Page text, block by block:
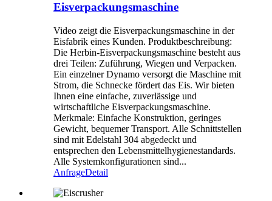
Eisverpackungsmaschine
Video zeigt die Eisverpackungsmaschine in der
Eisfabrik eines Kunden. Produktbeschreibung:
Die Herbin-Eisverpackungsmaschine besteht aus
drei Teilen: Zuführung, Wiegen und Verpacken.
Ein einzelner Dynamo versorgt die Maschine mit
Strom, die Schnecke fördert das Eis. Wir bieten
Ihnen eine einfache, zuverlässige und
wirtschaftliche Eisverpackungsmaschine.
Merkmale: Einfache Konstruktion, geringes
Gewicht, bequemer Transport. Alle Schnittstellen
sind mit Edelstahl 304 abgedeckt und
entsprechen den Lebensmittelhygienestandards.
Alle Systemkonfigurationen sind...
AnfrageDetail